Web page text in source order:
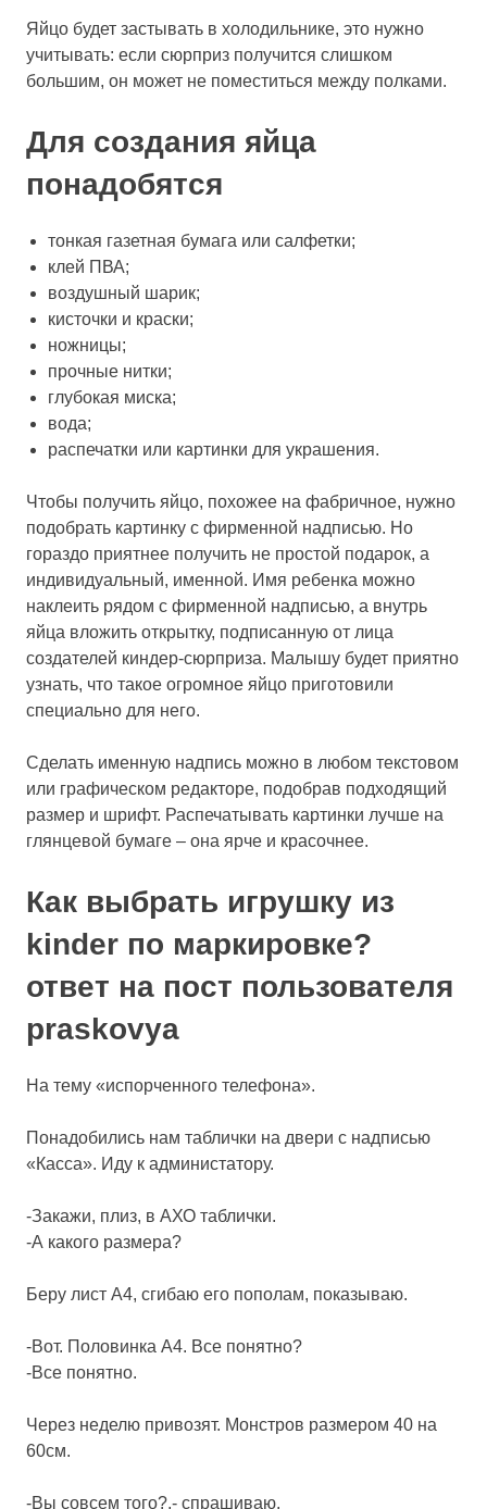
Яйцо будет застывать в холодильнике, это нужно
учитывать: если сюрприз получится слишком
большим, он может не поместиться между полками.
Для создания яйца
понадобятся
тонкая газетная бумага или салфетки;
клей ПВА;
воздушный шарик;
кисточки и краски;
ножницы;
прочные нитки;
глубокая миска;
вода;
распечатки или картинки для украшения.
Чтобы получить яйцо, похожее на фабричное, нужно
подобрать картинку с фирменной надписью. Но
гораздо приятнее получить не простой подарок, а
индивидуальный, именной. Имя ребенка можно
наклеить рядом с фирменной надписью, а внутрь
яйца вложить открытку, подписанную от лица
создателей киндер-сюрприза. Малышу будет приятно
узнать, что такое огромное яйцо приготовили
специально для него.
Сделать именную надпись можно в любом текстовом
или графическом редакторе, подобрав подходящий
размер и шрифт. Распечатывать картинки лучше на
глянцевой бумаге – она ярче и красочнее.
Как выбрать игрушку из
kinder по маркировке?
ответ на пост пользователя
praskovya
На тему «испорченного телефона».
Понадобились нам таблички на двери с надписью
«Касса». Иду к администатору.
-Закажи, плиз, в АХО таблички.
-А какого размера?
Беру лист А4, сгибаю его пополам, показываю.
-Вот. Половинка А4. Все понятно?
-Все понятно.
Через неделю привозят. Монстров размером 40 на
60см.
-Вы совсем того?,- спрашиваю.